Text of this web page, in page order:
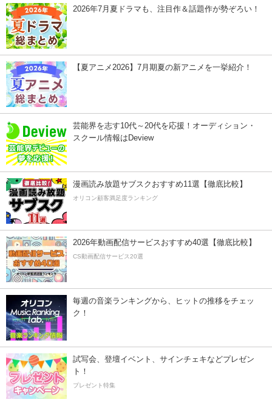
2026年7月夏ドラマも、注目作＆話題作が勢ぞろい！
【夏アニメ2026】7月期夏の新アニメを一挙紹介！
芸能界を志す10代～20代を応援！オーディション・
スクール情報はDeview
漫画読み放題サブスクおすすめ11選【徹底比較】
オリコン顧客満足度ランキング
2026年動画配信サービスおすすめ40選【徹底比較】
CS動画配信サービス20選
毎週の音楽ランキングから、ヒットの推移をチェッ
ク！
試写会、登壇イベント、サインチェキなどプレゼン
ト！
プレゼント特集